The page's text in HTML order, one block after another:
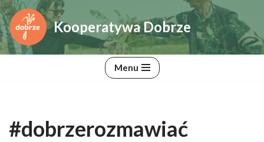
Przejdź
do
Kooperatywa Dobrze
Menu
#dobrzerozmawiać